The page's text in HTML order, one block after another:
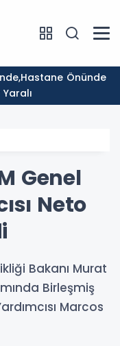
Yaralı
Genel
Neto
Bakanı Murat
Birleşmiş
Marcos